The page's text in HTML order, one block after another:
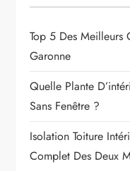
Top 5 Des Meilleurs
Garonne
Quelle Plante
Sans Fenêtre ?
Isolation Toiture
Complet Des Deux